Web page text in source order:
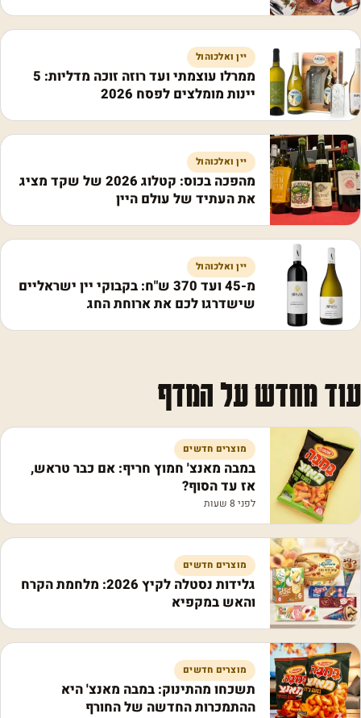
יין ואלכוהול
ממרלו עוצמתי ועד רוזה זוכה מדליות: 5
יינות מומלצים לפסח 2026
יין ואלכוהול
מהפכה בכוס: קטלוג 2026 של שקד מציג
את העתיד של עולם היין
יין ואלכוהול
מ-45 ועד 370 ש"ח: בקבוקי יין ישראליים
שישדרגו לכם את ארוחת החג
עוד מחדש על המדף
מוצרים חדשים
במבה מאנצ' חמוץ חריף: אם כבר טראש,
אז עד הסוף?
לפני 8 שעות
מוצרים חדשים
גלידות נסטלה לקיץ 2026: מלחמת הקרח
והאש במקפיא
מוצרים חדשים
תשכחו מהתינוק: במבה מאנצ' היא
ההתמכרות החדשה של החורף